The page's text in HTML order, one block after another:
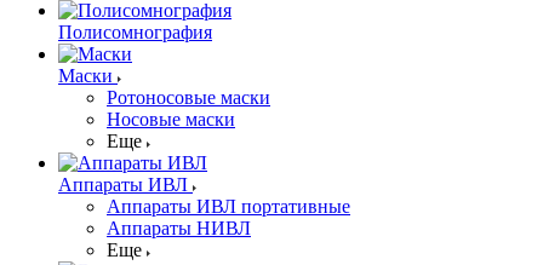
Полисомнография
Маски
Ротоносовые маски
Носовые маски
Еще
Аппараты ИВЛ
Аппараты ИВЛ портативные
Аппараты НИВЛ
Еще